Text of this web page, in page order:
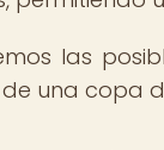
las
una copa